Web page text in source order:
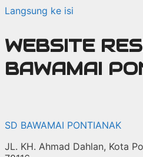
Langsung ke isi
WEBSITE
BAWAMAI
SD BAWAMAI PONTIANAK
JL. KH. Ahmad Dahlan, Kota